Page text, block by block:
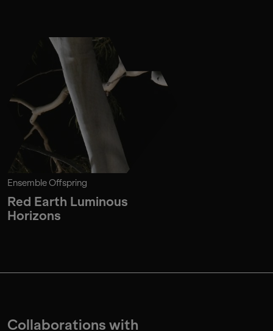
Ensemble Offspring
Red Earth Luminous
Horizons
Collaborations with